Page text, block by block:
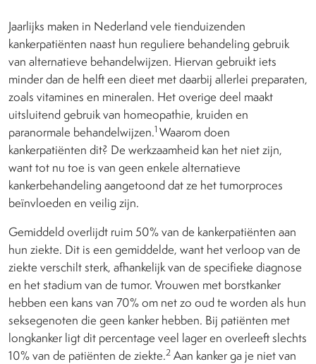
Jaarlijks maken in Nederland vele tienduizenden
kankerpatiënten naast hun reguliere behandeling gebruik
van alternatieve behandelwijzen. Hiervan gebruikt iets
minder dan de helft een dieet met daarbij allerlei preparaten,
zoals vitamines en mineralen. Het overige deel maakt
uitsluitend gebruik van homeopathie, kruiden en
paranormale behandelwijzen.1 Waarom doen
kankerpatiënten dit? De werkzaamheid kan het niet zijn,
want tot nu toe is van geen enkele alternatieve
kankerbehandeling aangetoond dat ze het tumorproces
beïnvloeden en veilig zijn.
Gemiddeld overlijdt ruim 50% van de kankerpatiënten aan
hun ziekte. Dit is een gemiddelde, want het verloop van de
ziekte verschilt sterk, afhankelijk van de specifieke diagnose
en het stadium van de tumor. Vrouwen met borstkanker
hebben een kans van 70% om net zo oud te worden als hun
seksegenoten die geen kanker hebben. Bij patiënten met
longkanker ligt dit percentage veel lager en overleeft slechts
10% van de patiënten de ziekte.2 Aan kanker ga je niet van